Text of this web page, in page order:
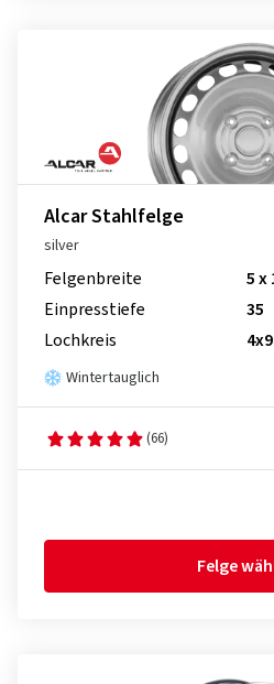
Alcar Stahlfelge
silver
Felgenbreite
5 x
Einpresstiefe
35
Lochkreis
Wintertauglich
(66)
Felge